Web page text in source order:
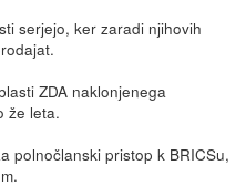
serjejo, ker zaradi njihovih
ZDA naklonjenega
že leta.
polnočlanski pristop k BRICSu,